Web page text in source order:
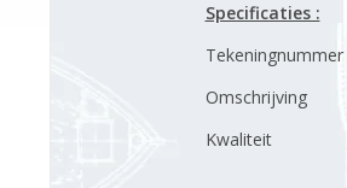
Specificaties :
Tekeningnummer
Omschrijving
Kwaliteit